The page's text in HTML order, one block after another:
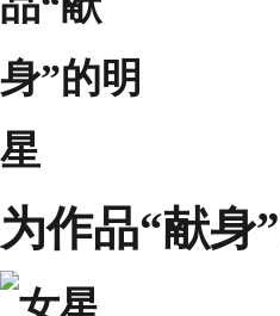
为作品“献身